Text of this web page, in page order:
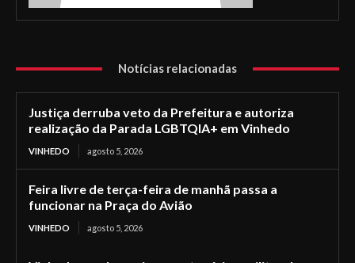
Notícias relacionadas
Justiça derruba veto da Prefeitura e autoriza
realização da Parada LGBTQIA+ em Vinhedo
VINHEDO agosto 5, 2026
Feira livre de terça-feira de manhã passa a
funcionar na Praça do Avião
VINHEDO agosto 5, 2026